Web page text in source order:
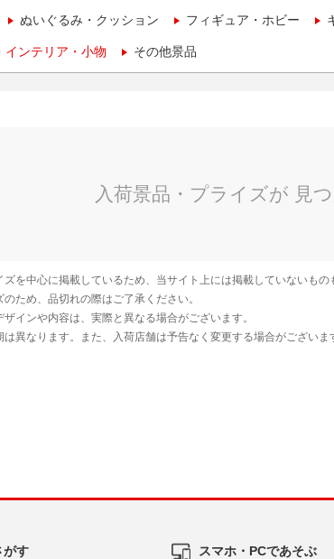
ぬいぐるみ・クッション フィギュア・ホビー
インテリア・小物 その他景品
がす スマホ・PCであそぶ